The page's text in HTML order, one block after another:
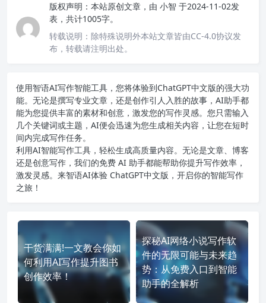
版权声明： 本站原创文章，由 小智 于2024-11-02发
表，共计1005字。
转载说明： 除特殊说明外本站文章皆由CC-4.0协议发
布，转载请注明出处。
使用智语AI写作智能工具，您将体验到ChatGPT中文版的强大功
能。无论是撰写专业文章，还是创作引人入胜的故事，AI助手都
能为您提供丰富的素材和创意，激发您的写作灵感。您只需输入
几个关键词或主题，AI便会迅速为您生成相关内容，让您在短时
间内完成写作任务。
利用AI智能写作工具，轻松生成高质量内容。无论是文章、博客
还是创意写作，我们的免费 AI 助手都能帮助你提升写作效率，
激发灵感。来智语AI体验 ChatGPT中文版 ，开启你的智能写作
之旅！
干货满满!一文教会你如
何利用AI写作提升图书
创作效率！
探秘AI网络小说写作软
件的无限可能与未来趋
势：从免费入口到智能
助手的全解析